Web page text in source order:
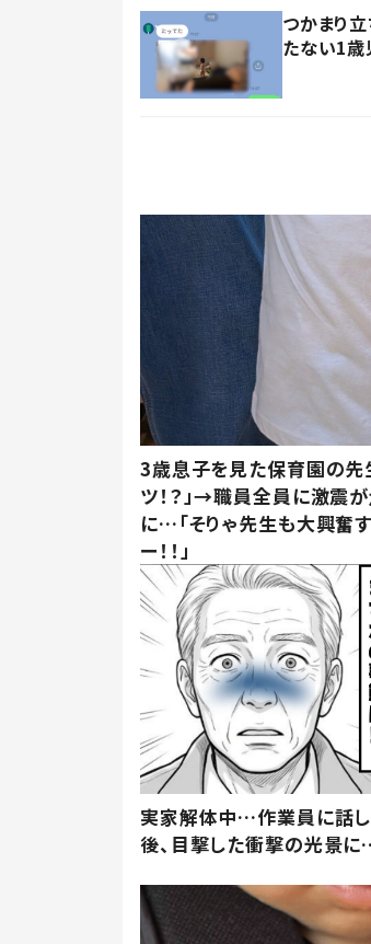
つかまり
たない1歳
3歳息子を見た保育園の先
ツ！？」→職員全員に激震
に…「そりゃ先生も大興奮す
ー！！」
実家解体中…作業員に話し
後、目撃した衝撃の光景に…